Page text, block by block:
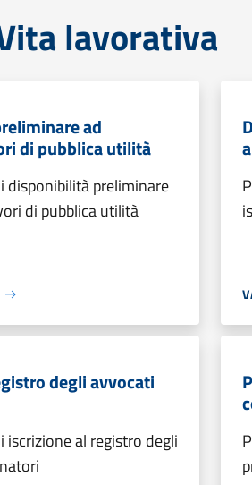
lavorativa
ad
di pubblica utilità
disponibilità preliminare
di pubblica utilità
degli avvocati
al registro degli